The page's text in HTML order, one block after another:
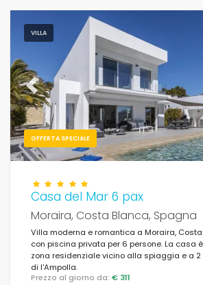
VILLA
OFFERTA SPECIALE
Previous
Casa del Mar 6 pax
Moraira, Costa Blanca, Spagna
Villa moderna e romantica a Moraira,
con piscina privata per 6 persone. La casa
zona residenziale vicino alla spiaggia e a
di l'Ampolla.
Prezzo al giorno da: € 311